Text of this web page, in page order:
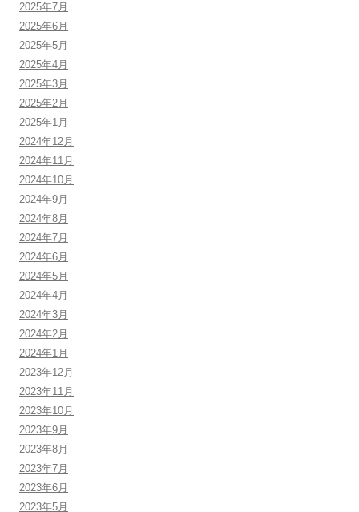
2025年7月
2025年6月
2025年5月
2025年4月
2025年3月
2025年2月
2025年1月
2024年12月
2024年11月
2024年10月
2024年9月
2024年8月
2024年7月
2024年6月
2024年5月
2024年4月
2024年3月
2024年2月
2024年1月
2023年12月
2023年11月
2023年10月
2023年9月
2023年8月
2023年7月
2023年6月
2023年5月